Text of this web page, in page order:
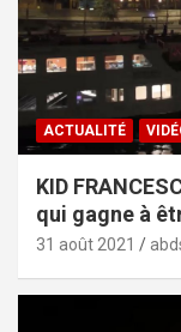
ACTUALITÉ
KID
qui gagne à
31 août 2021